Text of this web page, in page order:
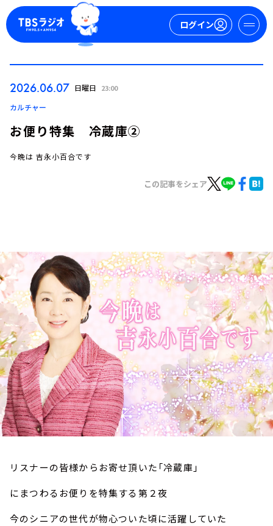
ログイン
トピックス
TBS Podcast
お知らせ
イベント・グッズ
YouTube
会社情報
2026.06.07 日曜日 23:00
カルチャー
お便り特集 冷蔵庫②
今晩は 吉永小百合です
この記事をシェア
リスナーの皆様からお寄せ頂いた「冷蔵庫」
にまつわるお便りを特集する第２夜
今のシニアの世代が物心ついた頃に活躍していた